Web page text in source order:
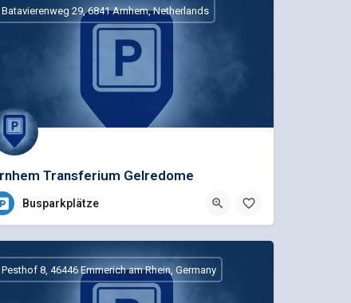
Transferium Gelredome
Batavierenweg 29, 6841 Arnhem, Netherlands
Busparkplätze
Pesthof 8, 46446 Emmerich am Rhein, Germany